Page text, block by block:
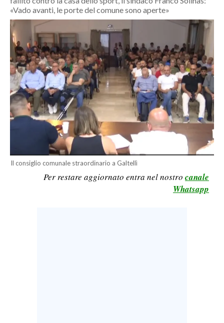
POLITICA
ECONOMIA
SERVIZI ALLE IMPRESE
LAVORO
BANDI
SPORT IN SARDEGNA
RISULTATI E CLASSIFICHE
«Vado avanti, le porte del comune sono aperte»
Il consiglio comunale straordinario a Galtellì
Per restare aggiornato entra nel nostro canale
Whatsapp